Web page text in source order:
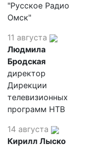
"Русское Радио
Омск"
11 августа
Людмила
Бродская
директор
Дирекции
телевизионных
программ НТВ
14 августа
Кирилл Лыско